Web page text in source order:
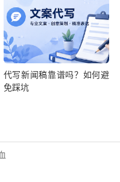
代写新闻稿靠谱吗？如何避
免踩坑